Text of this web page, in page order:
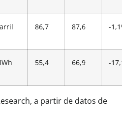
86,7 87,6 -
55,4 66,9 -
a partir de datos de